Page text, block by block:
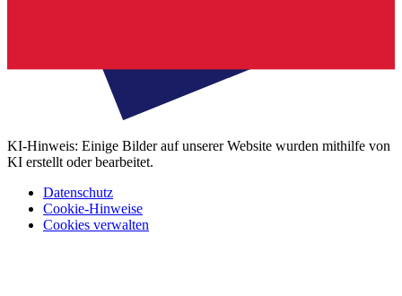
KI-Hinweis: Einige Bilder auf unserer Website wurden mithilfe von
KI erstellt oder bearbeitet.
Datenschutz
Cookie-Hinweise
Cookies verwalten